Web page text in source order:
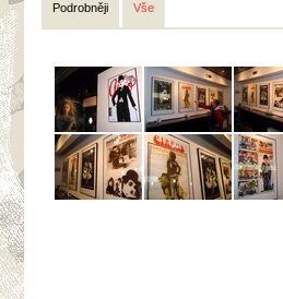
Podrobněji Vše